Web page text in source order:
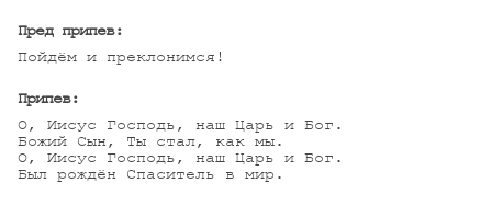
Пред припев:
Пойдём и преклонимся!
Припев:
О, Иисус Господь, наш Царь и Бог.
Божий Сын, Ты стал, как мы.
О, Иисус Господь, наш Царь и Бог.
Был рождён Спаситель в мир.